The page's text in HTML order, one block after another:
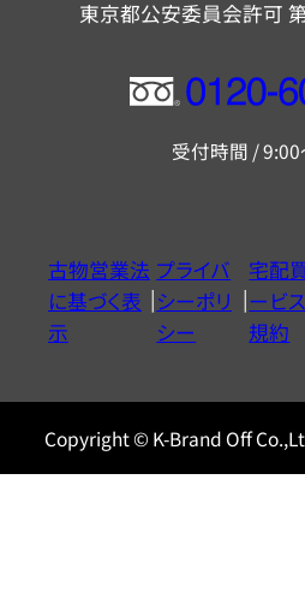
東京都公安委員会許可
フ
ー
ヤ
ル
0120604117
受付時間 /
古物営業法
に基づく表
示
プライバ
シーポリ
シー
宅配
ービ
規約
Copyright © K-Brand Off